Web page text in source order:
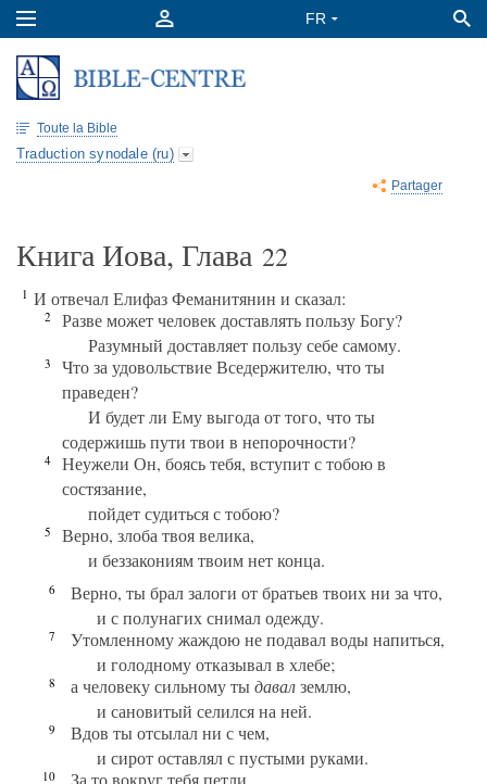
Toute la Bible
Traduction synodale (ru)
Partager
Книга Иова, Глава 22
1 И отвечал Елифаз Феманитянин и сказал:
2
Разве может человек доставлять пользу Богу?
Разумный доставляет пользу себе самому.
3
Что за удовольствие Вседержителю, что ты
праведен?
И будет ли Ему выгода от того, что ты
содержишь пути твои в непорочности?
4
Неужели Он, боясь тебя, вступит с тобою в
состязание,
пойдет судиться с тобою?
5
Верно, злоба твоя велика,
и беззакониям твоим нет конца.
6
Верно, ты брал залоги от братьев твоих ни за что,
и с полунагих снимал одежду.
7
Утомленному жаждою не подавал воды напиться,
и голодному отказывал в хлебе;
8 а человеку сильному тыдавалземлю,
и сановитый селился на ней.
9
Вдов ты отсылал ни с чем,
и сирот оставлял с пустыми руками.
10
За то вокруг тебя петли,